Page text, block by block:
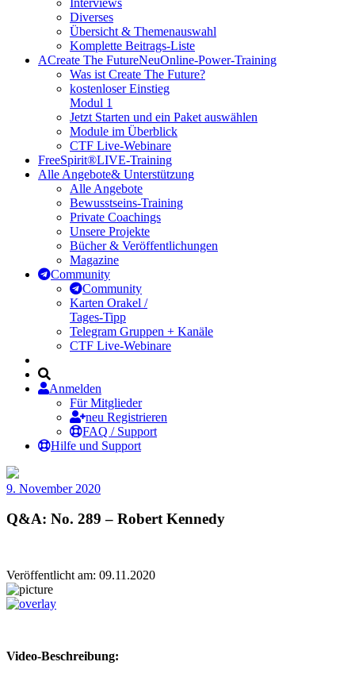
Diverses
Übersicht & Themenauswahl
Komplette Beitrags-Liste
ACreate The FutureNeuOnline-Power-Training
Was ist Create The Future?
kostenloser Einstieg
Modul 1
Jetzt Starten und ein Paket auswählen
Module im Überblick
CTF Live-Webinare
FreeSpirit®LIVE-Training
Alle Angebote& Unterstützung
Alle Angebote
Bewusstseins-Training
Private Coachings
Unsere Projekte
Bücher & Veröffentlichungen
Magazine
Community
Community
Karten Orakel /
Tages-Tipp
Telegram Gruppen + Kanäle
CTF Live-Webinare
Anmelden
Für Mitglieder
neu Registrieren
FAQ / Support
Hilfe und Support
9. November 2020
Q&A: No. 289 – Robert Kennedy
Veröffentlicht am: 09.11.2020
Video-Beschreibung: